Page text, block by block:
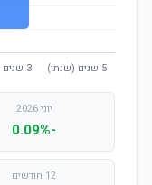
יוני 2026
-0.09%
12 חודשים